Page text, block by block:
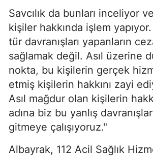
Savcılık da bunları inceliyor
kişiler hakkında işlem yapıyor.
tür davranışları yapanların
sağlamak değil. Asıl üzerine
nokta, bu kişilerin gerçek
etmiş kişilerin hakkını zayi
Asıl mağdur olan kişilerin
adına biz bu yanlış
gitmeye çalışıyoruz."
Albayrak, 112 Acil Sağlık